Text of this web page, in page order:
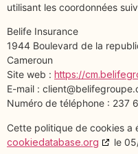
utilisant les coordonnées
Belife Insurance
1944 Boulevard de la
Cameroun
Site web : https://
E-mail : client@
Numéro de téléphone : 237
Cette politique de cookies a
cookiedatabase.org
le